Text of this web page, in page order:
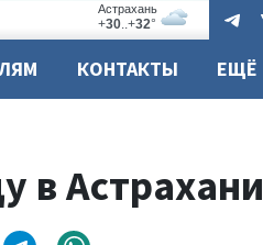
КОНТАКТЫ ЕЩЁ
в Астрахани